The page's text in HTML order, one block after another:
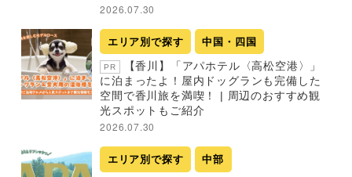
2026.07.30
エリア別で探す 中国・四国
PR
【香川】「アパホテル〈高松空港〉」
に泊まったよ！屋内ドッグランも完備した
空間で香川旅を満喫！ | 周辺のおすすめ観
光スポットもご紹介
2026.07.30
エリア別で探す 中部